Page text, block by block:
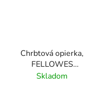
Chrbtová opierka,
FELLOWES
"Professional Series™
Skladom